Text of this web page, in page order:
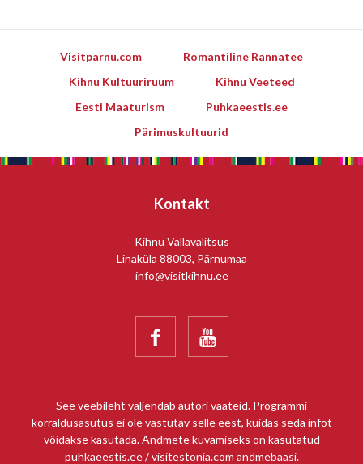
Visitparnu.com
Romantiline Rannatee
Kihnu Kultuuriruum
Kihnu Veeteed
Eesti Maaturism
Puhkaeestis.ee
Pärimuskultuurid
Kontakt
Kihnu Vallavalitsus
Linaküla 88003, Pärnumaa
info@visitkihnu.ee
 
See veebileht väljendab autori vaateid. Programmi
korraldusasutus ei ole vastutav selle eest, kuidas seda infot
võidakse kasutada. Andmete kuvamiseks on kasutatud
puhkaeestis.ee / visitestonia.com andmebaasi.